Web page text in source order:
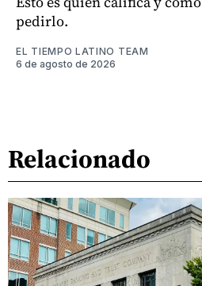
pedirlo.
EL TIEMPO LATINO TEAM
6 de agosto de 2026
Relacionado